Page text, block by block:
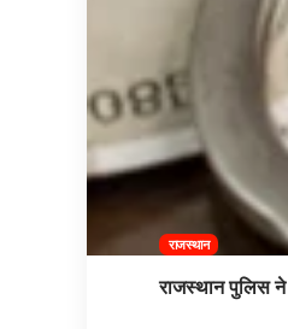
राजस्थान
राजस्थान पुलिस